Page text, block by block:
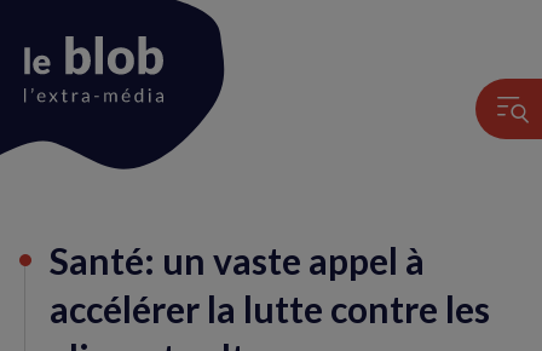
du
Santé: un vaste appel à
accélérer la lutte contre les